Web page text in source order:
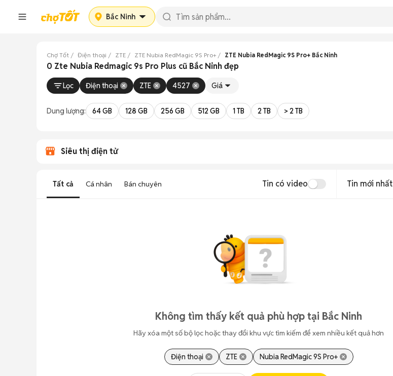
Bắc Ninh
Chợ Tốt Điện thoại ZTE ZTE Nubia RedMagic 9S Pro+ ZTE Nubia RedMagic 9S Pro+ Bắc Ninh
0 Zte Nubia Redmagic 9s Pro Plus cũ Bắc Ninh đẹp
Lọc Điện thoại ZTE 4527 Giá
Dung lượng: 64 GB 128 GB 256 GB 512 GB 1 TB 2 TB > 2 TB
Siêu thị điện tử
Tất cả Cá nhân Bán chuyên Tin có video Tin mới nhất
Không tìm thấy kết quả phù hợp tại Bắc Ninh
Hãy xóa một số bộ lọc hoặc thay đổi khu vực tìm kiếm để xem nhiều kết quả hơn
Điện thoại ZTE Nubia RedMagic 9S Pro+